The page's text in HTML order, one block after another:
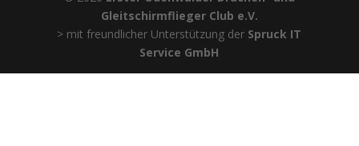
Gleitschirmflieger Club e.V.
> mit freundlicher Unterstützung der Spruck IT
Service GmbH